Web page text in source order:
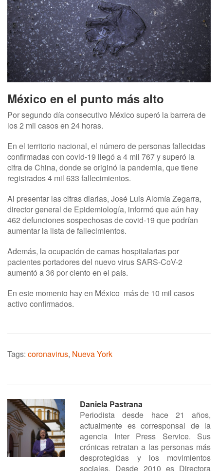
México en el punto más alto
Por segundo día consecutivo México superó la barrera de
los 2 mil casos en 24 horas.
En el territorio nacional, el número de personas fallecidas
confirmadas con covid-19 llegó a 4 mil 767 y superó la
cifra de China, donde se originó la pandemia, que tiene
registrados 4 mil 633 fallecimientos.
Al presentar las cifras diarias, José Luis Alomía Zegarra,
director general de Epidemiología, informó que aún hay
462 defunciones sospechosas de covid-19 que podrían
aumentar la lista de fallecimientos.
Además, la ocupación de camas hospitalarias por
pacientes portadores del nuevo virus SARS-CoV-2
aumentó a 36 por ciento en el país.
En este momento hay en México más de 10 mil casos
activo confirmados.
Tags: coronavirus, Nueva York
Daniela Pastrana
Periodista desde hace 21 años,
actualmente es corresponsal de la
agencia Inter Press Service. Sus
crónicas retratan a las personas más
desprotegidas y los movimientos
sociales. Desde 2010 es Directora